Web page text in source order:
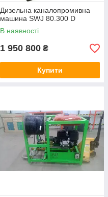
Дизельна каналопромивна
машина SWJ 80.300 D
В наявності
1 950 800 ₴
Купити